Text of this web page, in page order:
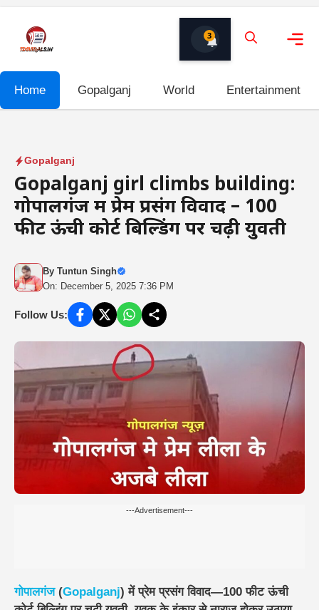
content
3
Home Gopalganj World Entertainment
Gopalganj
Gopalganj girl climbs building:
गोपालगंज में प्रेम प्रसंग विवाद – 100
फीट ऊंची कोर्ट बिल्डिंग पर चढ़ी युवती
By Tuntun Singh
On: December 5, 2025 7:36 PM
Follow Us:
---Advertisement---
गोपालगंज(Gopalganj) में प्रेम प्रसंग विवाद—100 फीट ऊंची